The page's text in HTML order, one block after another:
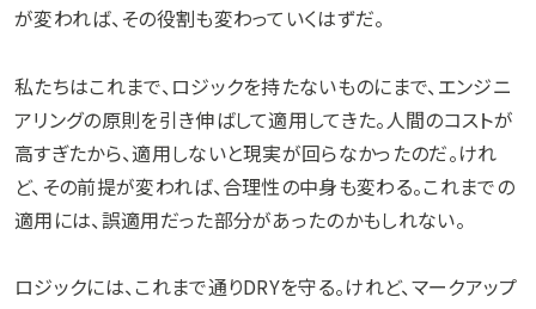
が変われば、その役割も変わっていくはずだ。
私たちはこれまで、ロジックを持たないものにまで、エンジニ
アリングの原則を引き伸ばして適用してきた。人間のコストが
高すぎたから、適用しないと現実が回らなかったのだ。けれ
ど、その前提が変われば、合理性の中身も変わる。これまでの
適用には、誤適用だった部分があったのかもしれない。
ロジックには、これまで通りDRYを守る。けれど、マークアップ